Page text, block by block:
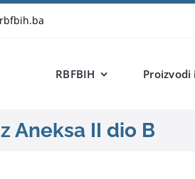
RBFBIH Proizvodi
Aneksa II dio B